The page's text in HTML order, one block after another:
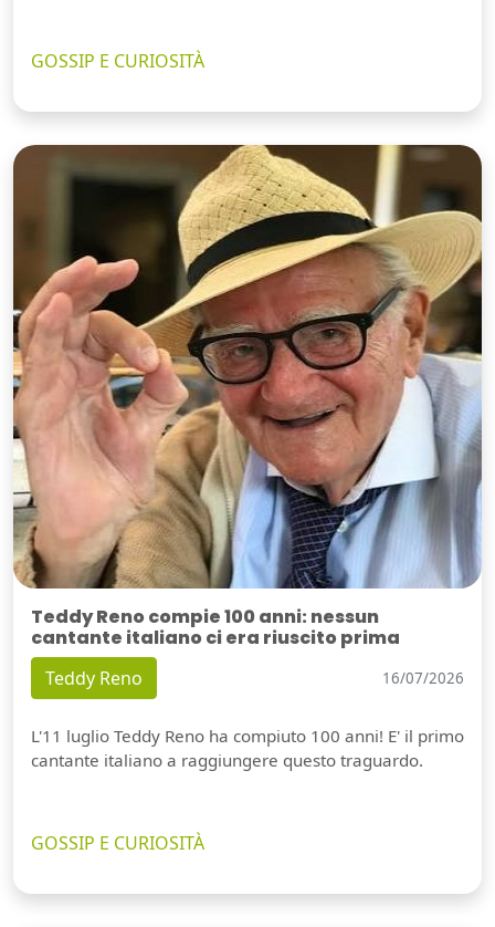
GOSSIP E CURIOSITÀ
Teddy Reno compie 100 anni: nessun
cantante italiano ci era riuscito prima
Teddy Reno 16/07/2026
L'11 luglio Teddy Reno ha compiuto 100 anni! E' il primo
cantante italiano a raggiungere questo traguardo.
GOSSIP E CURIOSITÀ